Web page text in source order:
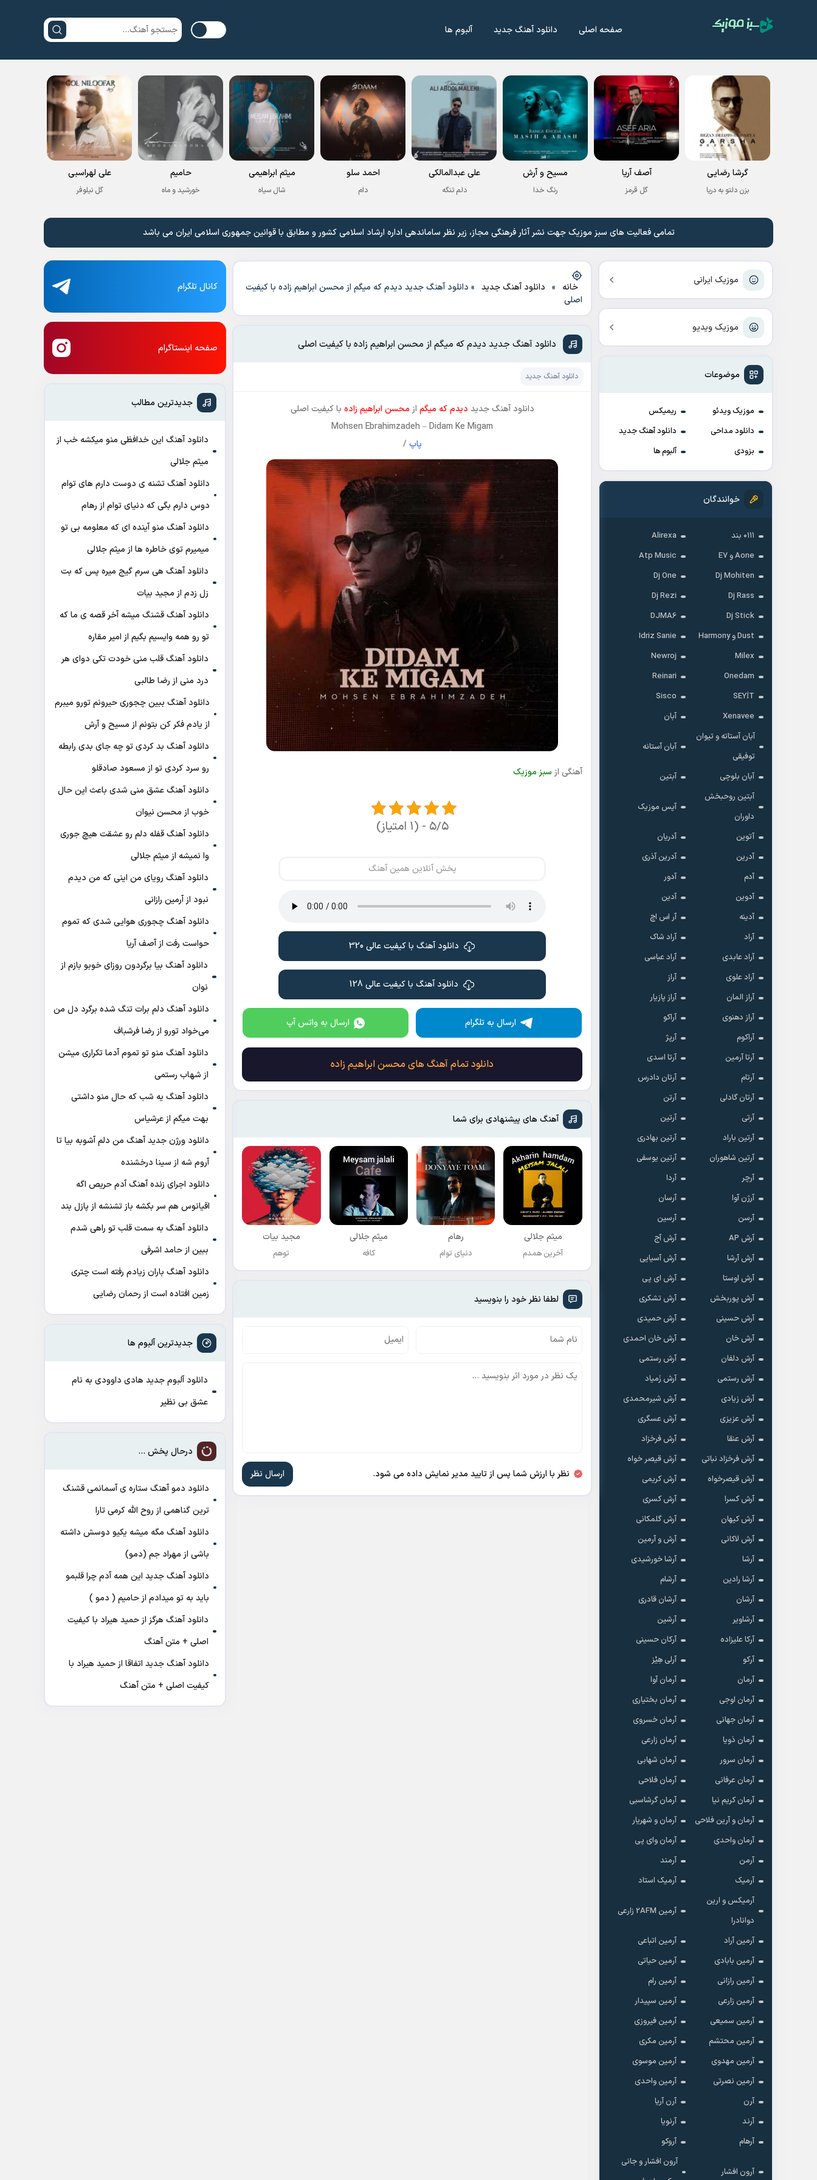
صفحه اصلی دانلود آهنگ جدید آلبوم ها
گرشا رضایی
بزن دلتو به دریا
آصف آریا
گل قرمز
مسیح و آرش
رنگ خدا
علی عبدالمالکی
دلم تنگه
احمد سلو
دام
میثم ابراهیمی
شال سیاه
حامیم
خورشید و ماه
علی لهراسبی
گل نیلوفر
تمامی فعالیت های سبز موزیک جهت نشر آثار فرهنگی مجاز، زیر نظر ساماندهی اداره ارشاد اسلامی کشور و مطابق با قوانین جمهوری اسلامی ایران می باشد
موزیک ایرانی
موزیک ویدیو
موضوعات
موزیک ویدئو
ریمیکس
دانلود مداحی
دانلود آهنگ جدید
بزودی
آلبوم ها
خوانندگان
۰۱۱۱ بند
Alirexa
Aone و E7
Atp Music
Dj Mohiten
Dj One
Dj Rass
Dj Rezi
Dj Stick
DJMA6
Dust و Harmony
Idriz Sanie
Milex
Newroj
Onedam
Reinari
SEYİT
Sisco
Xenavee
آبان
آبان آستاته و تیوان
توفیقی
آبان آستانه
آبان بلوچی
آبتین
آبتین روحبخش
داوران
آپس موزیک
آتوین
آدریان
آدرین
آدرین آذری
آدم
آدور
آدوین
آدین
آدینه
آر اس اچ
آراد
آراد شاک
آراد عابدی
آراد عباسی
آراد علوی
آراز
آراز المان
آراز پازیار
آراز دهنوی
آراکو
آراکوم
آرپژ
آرتا آرمین
آرتا اسدی
آرتام
آرتان دادرس
آرتان گادلی
آرتن
آرتی
آرتین
آرتین باراد
آرتین بهادری
آرتین شاهوران
آرتین یوسفی
آرچر
آردا
آرژن آوا
آرسان
آرسن
آرسین
آرش AP
آرش آج
آرش آرشا
آرش آسیایی
آرش اوستا
آرش ای پی
آرش پوربخش
آرش تشکری
آرش حسینی
آرش حمیدی
آرش خان
آرش خان احمدی
آرش دلفان
آرش رستمى
آرش رستمی
آرش زَمیاد
آرش زیادی
آرش شیرمحمدی
آرش عزیزی
آرش عسگری
آرش عنقا
آرش فرخزاد
آرش فرخزاد نباتی
آرش قیصر خواه
آرش قیصرخواه
آرش کریمی
آرش کسرا
آرش کسری
آرش کیهان
آرش گلمکانی
آرش لاکانی
آرش و آرمین
آرشا
آرشا خورشیدی
آرشا رادین
آرشام
آرشان
آرشان قادری
آرشاویر
آرشین
آرکا علیزاده
آرکان حسینی
آرکو
آرلی هِیْز
آرمان
آرمان آوا
آرمان اوجی
آرمان بختیاری
آرمان جهانی
آرمان خسروی
آرمان ذویا
آرمان زارعی
آرمان سرور
آرمان شهابی
آرمان عرفانی
آرمان فلاحی
آرمان کریم نیا
آرمان گرشاسبی
آرمان و آرین فلاحی
آرمان و شهریار
آرمان واحدی
آرمان وای پی
آرمن
آرمند
آرمیک
آرمیک استاد
آرمیکس و ارین
دوانادرا
آرمین 2AFM زارعی
آرمین آراد
آرمین اتباعی
آرمین بابادی
آرمین حیاتی
آرمین رازانی
آرمین رام
آرمین زارعی
آرمین سپیدار
آرمین سمیعی
آرمین فیروزی
آرمین محتشم
آرمین مکری
آرمین مهدوی
آرمین موسوی
آرمین نصرتی
آرمین واحدی
آرن
آرن آریا
آرند
آرنویا
آرهام
آروکو
آرون افشار
آرون افشار و جانی
خانه » دانلود آهنگ جدید » دانلود آهنگ جدید دیدم که میگم از محسن ابراهیم زاده با کیفیت
اصلی
دانلود آهنگ جدید دیدم که میگم از محسن ابراهیم زاده با کیفیت اصلی
دانلود آهنگ جدید
دانلود آهنگ جدید دیدم که میگم از محسن ابراهیم زاده با کیفیت اصلی
Mohsen Ebrahimzadeh –Didam Ke Migam
پاپ /
آهنگی از سبز موزیک
۵/۵ - (۱ امتیاز)
پخش آنلاین همین آهنگ
دانلود آهنگ با کیفیت عالی 320
دانلود آهنگ با کیفیت عالی 128
ارسال به تلگرام ارسال به واتس آپ
دانلود تمام آهنگ های محسن ابراهیم زاده
آهنگ های پیشنهادی برای شما
میثم جلالی
آخرین همدم
رهام
دنیای توام
میثم جلالی
کافه
مجید بیات
توهم
لطفا نظر خود را بنویسید
نظر با ارزش شما پس از تایید مدیر نمایش داده می شود.
کانال تلگرام
صفحه اینستاگرام
جدیدترین مطالب
دانلود آهنگ این خدافظی منو میکشه خب از
میثم جلالی
دانلود آهنگ تشنه ی دوست دارم های توام
دوس دارم بگی که دنیای توام از رهام
دانلود آهنگ منو آینده ای که معلومه بی تو
میمیرم توی خاطره ها از میثم جلالی
دانلود آهنگ هی سرم گیج میره‌ پس که بت
زل زدم از مجید بیات
دانلود آهنگ ﻗﺸﻨﮓ ﻣﻴﺸﻪ آﺧﺮ ﻗﺼﻪ ی ﻣﺎ ﻛﻪ
ﺗﻮ رو ﻫﻤﻪ واﻳﺴﻴﻢ ﺑﮕﻴﻢ از امیر مقاره
دانلود آهنگ قلب منی خودت تکی دوای هر
درد منی از رضا طالبی
دانلود آهنگ ببین چجوری حیرونم تورو میبرم
از یادم فکر کن بتونم از مسیح و آرش
دانلود آهنگ بد کردی تو چه جای بدی رابطه
رو سرد کردی تو از مسعود صادقلو
دانلود آهنگ عشق منی شدی باعث این حال
خوب از محسن نیوان
دانلود آهنگ قفله دلم رو عشقت هیچ جوری
وا نمیشه از میثم جلالی
دانلود آهنگ رویای من اینی که من دیدم
نبود از آرمین رازانی
دانلود آهنگ ﭼﺠﻮری ﻫﻮاﻳﻰ ﺷﺪی ﻛﻪ ﺗﻤﻮم
ﺣﻮاﺳﺖ رﻓﺖ از آصف آریا
دانلود آهنگ بیا برگردون روزای خوبو بازم از
نوان
دانلود آهنگ دلم برات تنگ شده برگرد دل من
می‌خواد تورو از رضا فرشباف
دانلود آهنگ منو تو تموم آدما تکراری میشن
از شهاب رستمی
دانلود آهنگ ﻳﻪ ﺷﺐ ﻛﻪ ﺣﺎل ﻣﻨﻮ داﺷﺘﻰ
ﺑﻬﺖ میگم از عرشیاس
دانلود ورژن جدید آهنگ من دلم آشوبه بیا تا
آروم شه از سینا درخشنده
دانلود اجرای زنده آهنگ آدم حریص اگه
اقیانوس هم سر بکشه باز تشنشه از پازل بند
دانلود آهنگ به سمت قلب تو راهی شدم
ببین از حامد اشرفی
دانلود آهنگ باران زیادم رفته است چتری
زمین افتاده است از رحمان رضایی
جدیدترین آلبوم ها
دانلود آلبوم جدید هادی داوودی به نام
عشق بی نظیر
درحال پخش ...
دانلود دمو آهنگ ﺳﺘﺎره ی آﺳﻤﺎﻧﻤﻰ ﻗﺸﻨﮓ
ﺗﺮﻳﻦ ﮔﻨﺎﻫﻤﻰ از روح الله کرمی تارا
دانلود آهنگ مگه میشه یکیو دوسش داشته
باشی از مهراد جم (دمو)
دانلود آهنگ جدید این همه آدم چرا قلبمو
باید به تو میدادم از حامیم ( دمو )
دانلود آهنگ هرگز از حمید هیراد با کیفیت
اصلی + متن آهنگ
دانلود آهنگ جدید اتفاقا از حمید هیراد با
کیفیت اصلی + متن آهنگ